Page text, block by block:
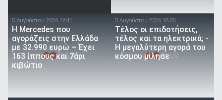
5 Αυγούστου 2026 16:41
Η Mercedes που
αγοράζεις στην Ελλάδα
με 32.990 ευρώ – Έχει
163 ίππους και 7άρι
κιβώτιο
5 Αυγούστου 2026 18:00
Τέλος οι επιδοτήσεις,
τέλος και τα ηλεκτρικά; -
Η μεγαλύτερη αγορά του
κόσμου μίλησε